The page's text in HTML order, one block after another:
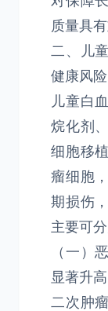
质量具
二、儿
健康风险
儿童白
烷化剂
细胞移
瘤细胞
期损伤
主要可
（一）
显著升高
二次肿